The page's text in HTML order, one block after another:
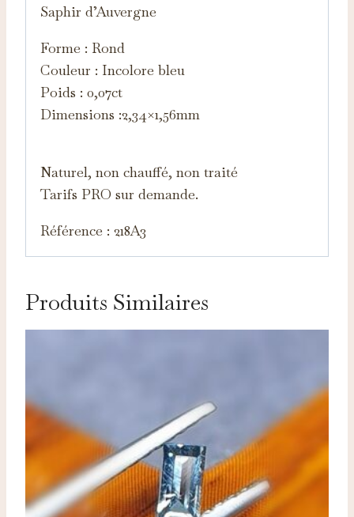
Saphir d’Auvergne
Forme : Rond
Couleur : Incolore bleu
Poids : 0,07ct
Dimensions :2,34×1,56mm
Naturel, non chauffé, non traité
Tarifs PRO sur demande.
Référence : 218A3
Produits Similaires